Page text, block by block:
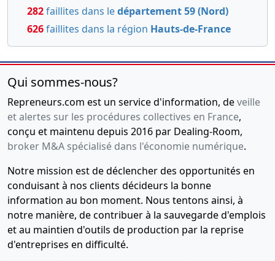
282faillites dans ledépartement 59 (Nord)
626faillites dans la région Hauts-de-France
Qui sommes-nous?
Repreneurs.com est un service d'information, deveille
et alertes sur les procédures collectives en France,
conçu et maintenu depuis 2016 par Dealing-Room,
broker M&A spécialisé dans l'économie numérique.
Notre mission est de déclencher des opportunités en
conduisant à nos clients décideurs la bonne
information au bon moment. Nous tentons ainsi, à
notre manière, de contribuer à la sauvegarde d'emplois
et au maintien d'outils de production par la reprise
d'entreprises en difficulté.